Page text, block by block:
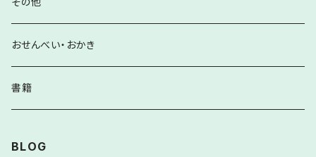
おせんべい・おかき
書籍
BLOG